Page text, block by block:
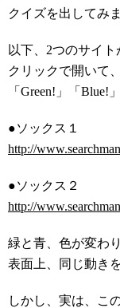
クイズを出してみ
以下、2つのサイト
クリックで開いて、
「Green!」「Blue!
●ソックス１
http://
●ソックス２
http://
緑と青、色が変わ
表面上、同じ動き
しかし、実は、こ